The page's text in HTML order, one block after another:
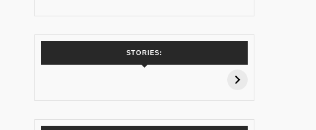
STORIES:
7 Vinhos com +
15% de
Pessoal: Os